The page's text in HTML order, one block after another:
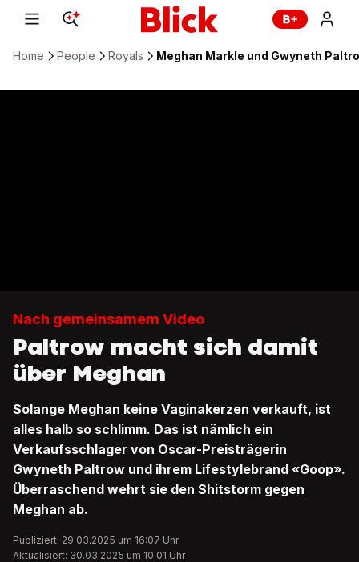
Home People Royals Meghan Markle und Gwyneth
Nach gemeinsamem Video
Paltrow macht sich damit
über Meghan
Solange Meghan keine Vaginakerzen verkauft, ist
alles halb so schlimm. Das ist nämlich ein
Verkaufsschlager von Oscar-Preisträgerin
Gwyneth Paltrow und ihrem Lifestylebrand «Goop».
Überraschend wehrt sie den Shitstorm gegen
Meghan ab.
Publiziert: 29.03.2025 um 16:07 Uhr
Aktualisiert: 30.03.2025 um 10:01 Uhr